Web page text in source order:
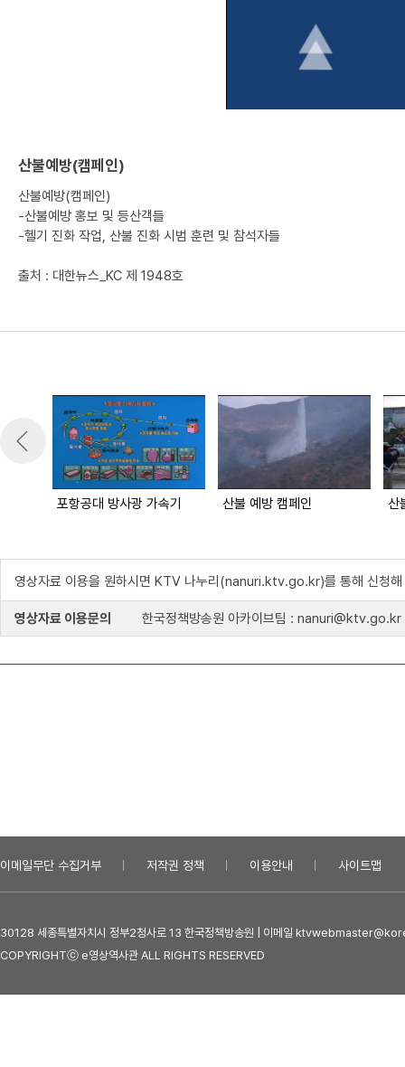
산불예방(캠페인)
산불예방(캠페인)
-산불예방 홍보 및 등산객들
-헬기 진화 작업, 산불 진화 시범 훈련 및 참석자들
출처 : 대한뉴스_KC 제 1948호
포항공대 방사광 가속기 산불 예방 캠페인 산
영상자료 이용을 원하시면 KTV 나누리(nanuri.ktv.go.kr)를 통해 신청해
영상자료 이용문의 한국정책방송원 아카이브팀 : nanuri@ktv.go.kr
이메일무단 수집거부 저작권 정책 이용안내 사이트맵
30128 세종특별자치시 정부2청사로 13 한국정책방송원 | 이메일
COPYRIGHTⓒ e영상역사관 ALL RIGHTS RESERVED